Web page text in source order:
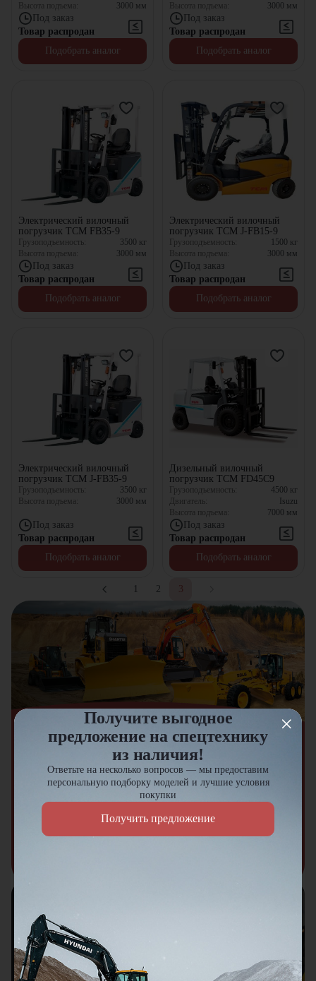
Высота подъема:
3000 мм
Под заказ
Товар распродан
Подобрать аналог
Высота подъема:
3000 мм
Под заказ
Товар распродан
Подобрать аналог
Электрический вилочный
погрузчик TCM FB35-9
Грузоподъемность: 3500 кг
Высота подъема:
3000 мм
Под заказ
Товар распродан
Подобрать аналог
Электрический вилочный
погрузчик TCM J-FB15-9
Грузоподъемность: 1500 кг
Высота подъема:
3000 мм
Под заказ
Товар распродан
Подобрать аналог
Электрический вилочный
погрузчик TCM J-FB35-9
Грузоподъемность: 3500 кг
Высота подъема:
3000 мм
Под заказ
Товар распродан
Подобрать аналог
Дизельный вилочный
погрузчик TCM FD45C9
Грузоподъемность: 4500 кг
Двигатель:
Isuzu
Высота подъема:
7000 мм
Под заказ
Товар распродан
Подобрать аналог
2
Спецпредложение на новую
технику 2023–2024 гг.
Выгода до 3 000 000 ₽
оборудование из наличия под ваш
запрос
Получите выгодное
предложение на спецтехнику
из наличия!
Ответьте на несколько вопросов — мы предоставим
персональную подборку моделей и лучшие условия
покупки
Получить предложение